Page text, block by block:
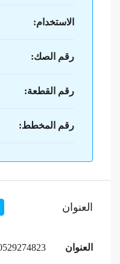
الاستخدام:
رقم الصك:
رقم القطعة:
رقم المخطط:
العنوان
العنوان 43.91782456334632